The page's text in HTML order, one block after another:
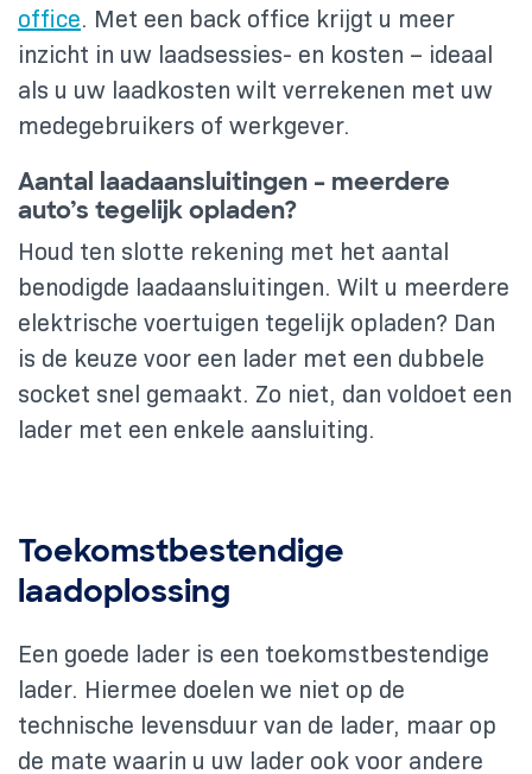
office. Met een back office krijgt u meer
inzicht in uw laadsessies- en kosten – ideaal
als u uw laadkosten wilt verrekenen met uw
medegebruikers of werkgever.
Aantal laadaansluitingen – meerdere
auto’s tegelijk opladen?
Houd ten slotte rekening met het aantal
benodigde laadaansluitingen. Wilt u meerdere
elektrische voertuigen tegelijk opladen? Dan
is de keuze voor een lader met een dubbele
socket snel gemaakt. Zo niet, dan voldoet een
lader met een enkele aansluiting.
Toekomstbestendige
laadoplossing
Een goede lader is een toekomstbestendige
lader. Hiermee doelen we niet op de
technische levensduur van de lader, maar op
de mate waarin u uw lader ook voor andere